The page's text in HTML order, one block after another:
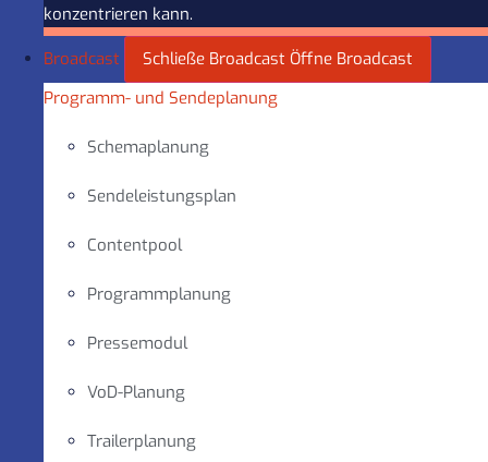
konzentrieren kann.
Broadcast Schließe Broadcast Öffne Broadcast
Programm- und Sendeplanung
Schemaplanung
Sendeleistungsplan
Contentpool
Programmplanung
Pressemodul
VoD-Planung
Trailerplanung